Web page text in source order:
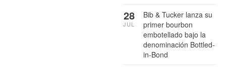
Bib & Tucker lanza su
primer bourbon
embotellado bajo la
denominación Bottled-
in-Bond
28
JUL